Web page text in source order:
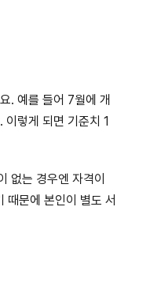
. 예를 들어 7월에 개
렇게 되면 기준치 1
없는 경우엔 자격이
때문에 본인이 별도 서